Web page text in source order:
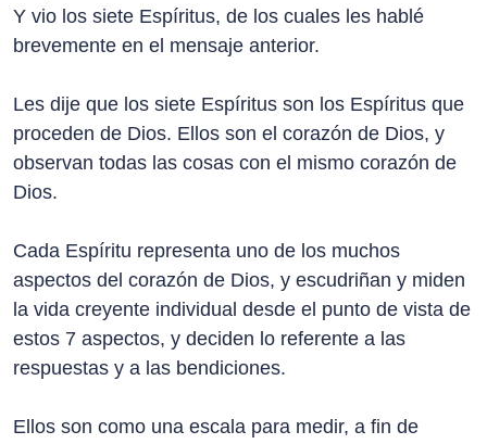
Y vio los siete Espíritus, de los cuales les hablé
brevemente en el mensaje anterior.
Les dije que los siete Espíritus son los Espíritus que
proceden de Dios. Ellos son el corazón de Dios, y
observan todas las cosas con el mismo corazón de
Dios.
Cada Espíritu representa uno de los muchos
aspectos del corazón de Dios, y escudriñan y miden
la vida creyente individual desde el punto de vista de
estos 7 aspectos, y deciden lo referente a las
respuestas y a las bendiciones.
Ellos son como una escala para medir, a fin de